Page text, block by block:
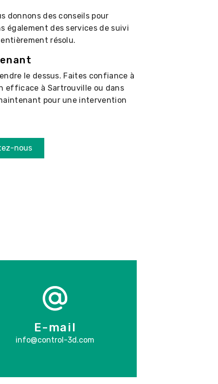
donnons des conseils pour
également des services de suivi
résolu.
le dessus. Faites confiance à
efficace à Sartrouville ou dans
pour une intervention
nous
E-mail
info@control-3d.com